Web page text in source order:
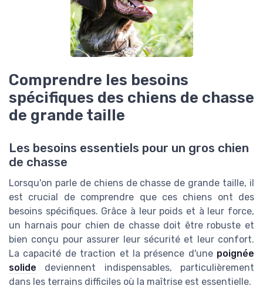
Comprendre les besoins
spécifiques des chiens de chasse
de grande taille
Les besoins essentiels pour un gros chien
de chasse
Lorsqu'on parle de chiens de chasse de grande taille, il
est crucial de comprendre que ces chiens ont des
besoins spécifiques. Grâce à leur poids et à leur force,
un harnais pour chien de chasse doit être robuste et
bien conçu pour assurer leur sécurité et leur confort.
La capacité de traction et la présence d'une poignée
solide deviennent indispensables, particulièrement
dans les terrains difficiles où la maîtrise est essentielle.